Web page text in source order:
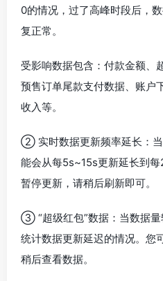
0的情况，过了高峰时段后，
复正常。
受影响数据包含：付款金额、
预售订单尾款支付数据、账户
收入等。
② 实时数据更新频率延长：
能会从每5s~15s更新延长到
暂停更新，请稍后刷新即可。
③ “超级红包”数据：当数据
统计数据更新延迟的情况。您
稍后查看数据。